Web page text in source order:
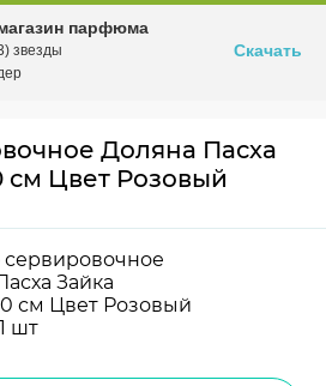
ул. Заозерная, 11, к. 1
Доляна Пасха
см Цвет Розовый
парфюма
звезды
Скачать